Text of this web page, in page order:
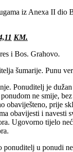
iz Anexa II
KM.
i Bos. Grahovo.
šumarije. Punu
Ponuditelj je
ne smije,
obaviješteno, prije
obavijesti i
Ugovorno tijelo
u ponudi